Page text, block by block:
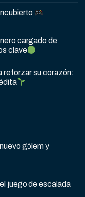
cargado de
clave
reforzar su corazón:
gólem y
juego de escalada